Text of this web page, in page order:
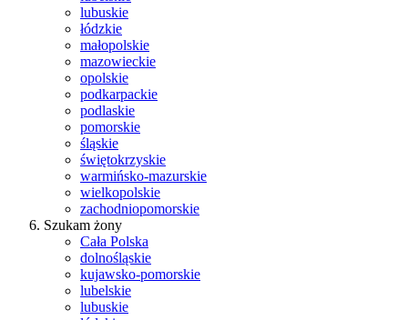
lubuskie
łódzkie
małopolskie
mazowieckie
opolskie
podkarpackie
podlaskie
pomorskie
śląskie
świętokrzyskie
warmińsko-mazurskie
wielkopolskie
zachodniopomorskie
Szukam żony
Cała Polska
dolnośląskie
kujawsko-pomorskie
lubelskie
lubuskie